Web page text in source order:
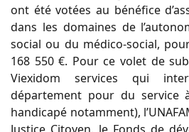
ont été votées au bénéfice
dans les domaines de
social ou du médico-social,
168 550 €. Pour ce volet de
Viexidom services qui
département pour du service
handicapé notamment),